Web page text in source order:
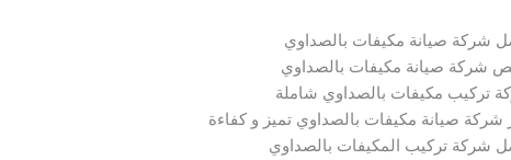
شركة صيانة مكيفات بالصداوي
شركة صيانة مكيفات بالصداوي
تركيب مكيفات بالصداوي شاملة
شركة صيانة مكيفات بالصداوي تميز و كفاءة
شركة تركيب المكيفات بالصداوي